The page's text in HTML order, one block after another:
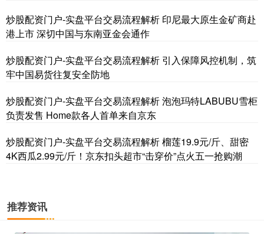
炒股配资门户-实盘平台交易流程解析 印尼最大原生金矿商赴
港上市 深切中国与东南亚金会通作
炒股配资门户-实盘平台交易流程解析 引入保障风控机制，筑
牢中国易货往复安全防地
炒股配资门户-实盘平台交易流程解析 泡泡玛特LABUBU雪柜
负责发售 Home款各人首单来自京东
炒股配资门户-实盘平台交易流程解析 榴莲19.9元/斤、甜密
4K西瓜2.99元/斤！京东扣头超市“击穿价”点火五一抢购潮
推荐资讯